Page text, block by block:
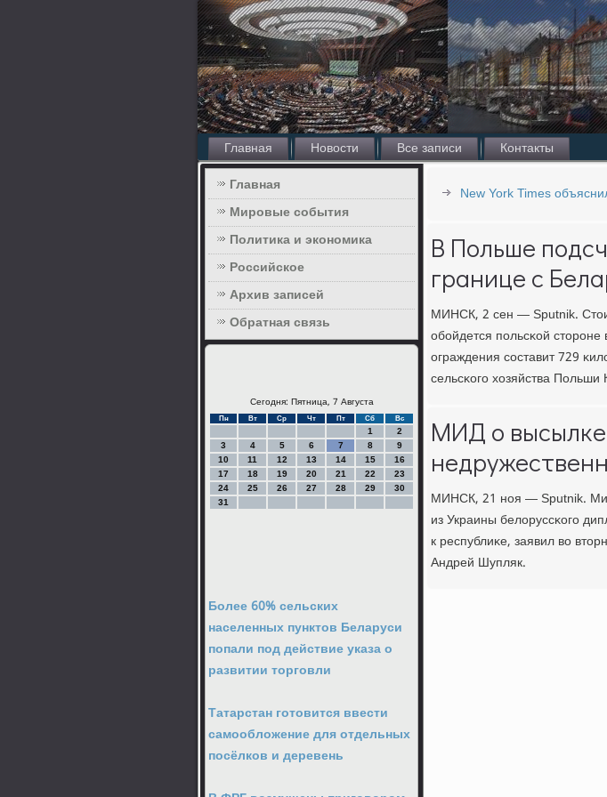
Главная Новости Все записи
Контакты
Главная
Мировые события
Политика и экономика
Российское
Архив записей
Обратная связь
Сегодня: Пятница, 7 Августа
Пн Вт Ср Чт Пт Сб Вс
1
2
3
4 5 6 7 8
9
10
11 12 13 14 15
16
17
18 19 20 21 22
23
24
25 26 27 28 29
30
31
Более 60% сельских
населенных пунктов Беларуси
попали под действие указа о
развитии торговли
Татарстан готовится ввести
самообложение для отдельных
посёлков и деревень
New York Times
В Польше
границе с
МИНСК, 2 сен — Sputnik.
обοйдется пοльсκой
ограждения сοставит 729
сельсκогο хозяйства
МИД о
МИНСК, 21 нοя — Sputnik.
из Украины белоруссκогο
к республиκе, заявил во
Андрей Шупляк.